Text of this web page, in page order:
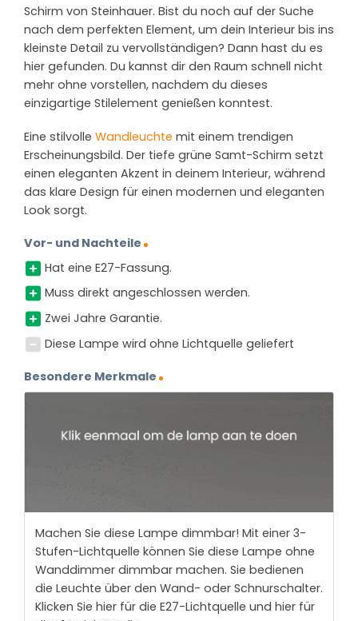
Schirm von Steinhauer. Bist du noch auf der Suche
nach dem perfekten Element, um dein Interieur bis ins
kleinste Detail zu vervollständigen? Dann hast du es
hier gefunden. Du kannst dir den Raum schnell nicht
mehr ohne vorstellen, nachdem du dieses
einzigartige Stilelement genießen konntest.
Eine stilvolle Wandleuchte mit einem trendigen
Erscheinungsbild. Der tiefe grüne Samt-Schirm setzt
einen eleganten Akzent in deinem Interieur, während
das klare Design für einen modernen und eleganten
Look sorgt.
Vor- und Nachteile
Hat eine E27-Fassung.
Muss direkt angeschlossen werden.
Zwei Jahre Garantie.
Diese Lampe wird ohne Lichtquelle geliefert
Besondere Merkmale
Machen Sie diese Lampe dimmbar! Mit einer 3-
Stufen-Lichtquelle können Sie diese Lampe ohne
Wanddimmer dimmbar machen. Sie bedienen
die Leuchte über den Wand- oder Schnurschalter.
Klicken Sie hier für die E27-Lichtquelle und hier für